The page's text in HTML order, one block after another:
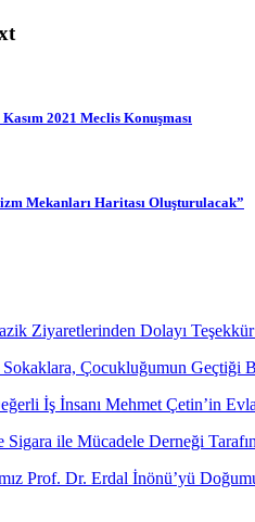
2021 Meclis Konuşması
Mekanları Haritası Oluşturulacak”
Ziyaretlerinden Dolayı
Çocukluğumun Geçtiği
İş İnsanı Mehmet Çetin’in
Sigara ile Mücadele Derneği
Prof. Dr. Erdal İnönü’yü